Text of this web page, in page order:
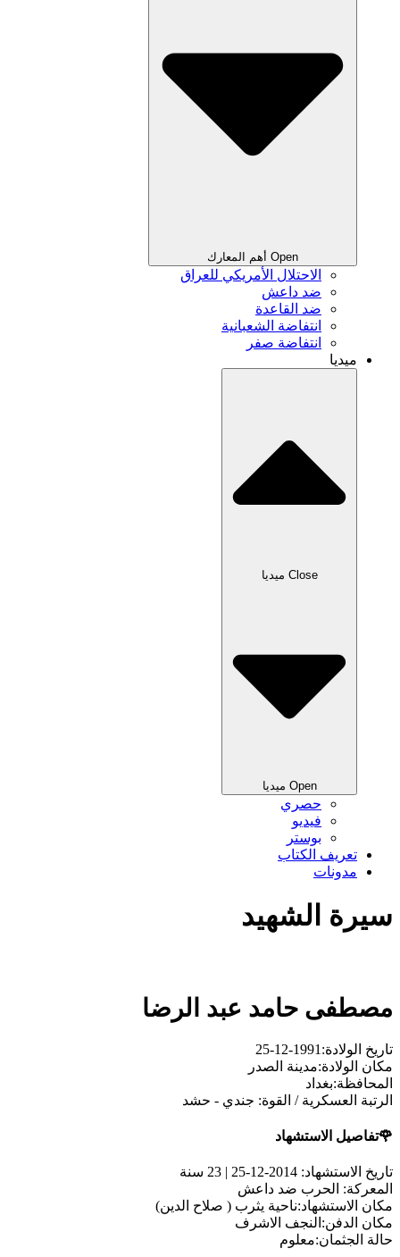
Open أهم المعارك
الاحتلال الأمريكي للعراق
ضد داعش
ضد القاعدة
انتفاضة الشعبانية
انتفاضة صفر
ميديا
Close ميديا
Open ميديا
حصري
فيديو
بوستر
تعريف الكتاب
مدونات
سيرة الشهيد
مصطفى حامد عبد الرضا
تاریخ الولادة: 1991-12-25
مکان الولادة:مدينة الصدر
المحافظة:بغداد
الرتبة العسکریة / القوة: جندي - حشد
🌹تفاصیل الاستشهاد
تاریخ الاستشهاد: 2014-12-25 | 23 سنة
المعرکة: الحرب ضد داعش
مکان الاستشهاد:ناحية يثرب ( صلاح الدين)
مکان الدفن: النجف الاشرف
حالة الجثمان:معلوم